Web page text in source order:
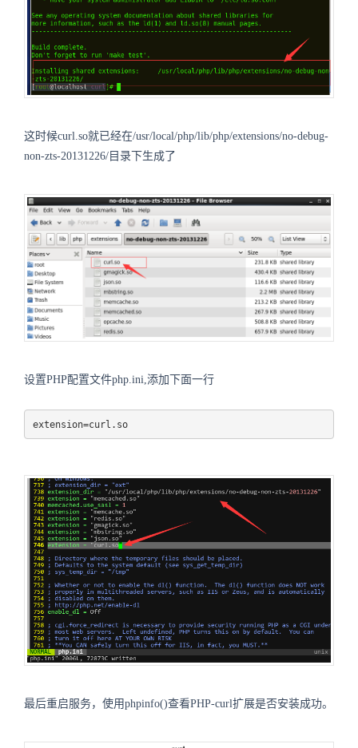
这时候curl.so就已经在/usr/local/php/lib/php/extensions/no-debug-
non-zts-20131226/目录下生成了
设置PHP配置文件php.ini,添加下面一行
extension=curl.so
最后重启服务，使用phpinfo()查看PHP-curl扩展是否安装成功。